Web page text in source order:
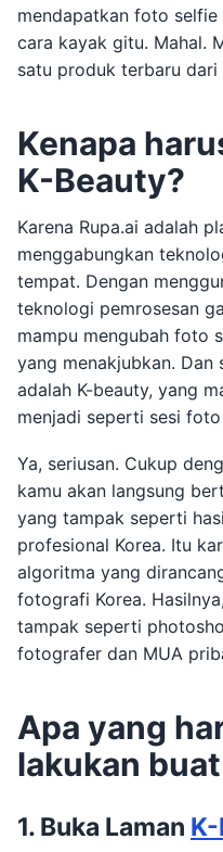
mendapatkan foto selfie
cara kayak gitu. Mahal.
satu produk terbaru dari
Kenapa
K-Beauty?
Karena Rupa.ai adalah
menggabungkan
tempat. Dengan
teknologi pemrosesan
mampu mengubah foto
yang menakjubkan. Dan
adalah K-beauty, yang
menjadi seperti sesi
Ya, seriusan. Cukup
kamu akan langsung
yang tampak seperti
profesional Korea. Itu
algoritma yang
fotografi Korea.
tampak seperti
fotografer dan MUA
Apa yang
lakukan
1. Buka Laman